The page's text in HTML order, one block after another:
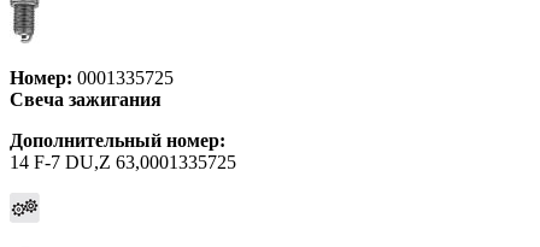
Номер: 0001335725
Свеча зажигания
Дополнительный номер:
14 F-7 DU,Z 63,0001335725